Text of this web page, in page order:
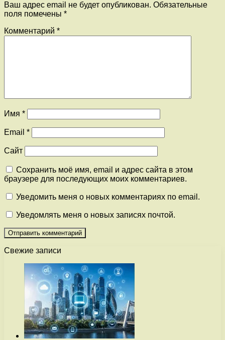
Ваш адрес email не будет опубликован. Обязательные
поля помечены *
Комментарий *
Имя *
Email *
Сайт
Сохранить моё имя, email и адрес сайта в этом
браузере для последующих моих комментариев.
Уведомить меня о новых комментариях по email.
Уведомлять меня о новых записях почтой.
Свежие записи